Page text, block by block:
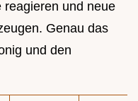
reagieren und neue
Genau das
und den